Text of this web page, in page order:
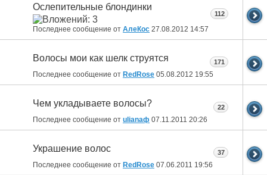
Ослепительные блондинки
Последнее сообщение от АлеКос 27.08.2012 14:57
112
Волосы мои как шелк струятся
Последнее сообщение от RedRose 05.08.2012 19:55
171
Чем укладываете волосы?
Последнее сообщение от ulianaф 07.11.2011 20:26
22
Украшение волос
Последнее сообщение от RedRose 07.06.2011 19:56
37